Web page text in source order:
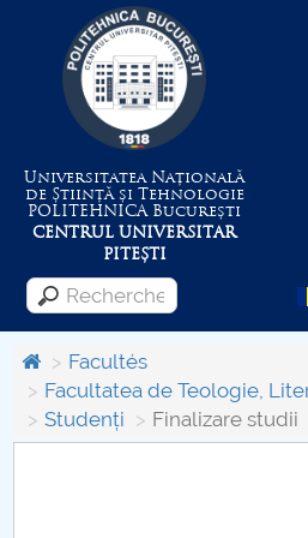
Universitatea Națională
de Știință și Tehnologie
POLITEHNICABucurești
CENTRUL UNIVERSITAR
PITEȘTI
Menu
Despre Universitate
Facultés
Facultatea de Teologie,
Studenți
Finalizare studii